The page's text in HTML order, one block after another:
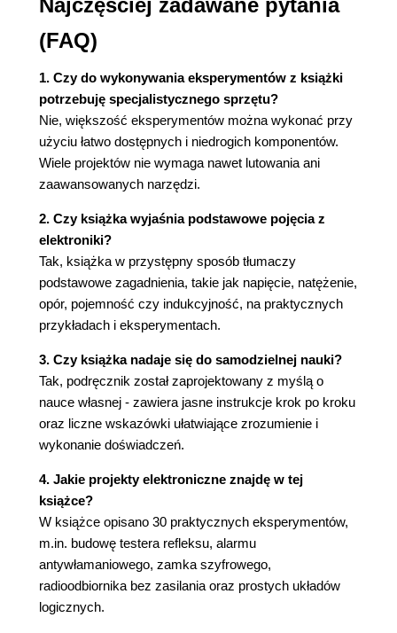
biurku
Eksperyment 27. Zabawa z cewką
Eksperyment 28. Radio bez lutowania i zasilania
Eksperyment 29. Elektronika i programowanie
Eksperyment 30. Udoskonalona kostka
Rozdział 31. Zdobywanie wiedzy i umiejętności
DODATEK B. Dystrybutorzy
Skorowidz
Najczęściej zadawane pytania
(FAQ)
1. Czy do wykonywania eksperymentów z książki
potrzebuję specjalistycznego sprzętu?
Nie, większość eksperymentów można wykonać przy
użyciu łatwo dostępnych i niedrogich komponentów.
Wiele projektów nie wymaga nawet lutowania ani
zaawansowanych narzędzi.
2. Czy książka wyjaśnia podstawowe pojęcia z
elektroniki?
Tak, książka w przystępny sposób tłumaczy
podstawowe zagadnienia, takie jak napięcie, natężenie,
opór, pojemność czy indukcyjność, na praktycznych
przykładach i eksperymentach.
3. Czy książka nadaje się do samodzielnej nauki?
Tak, podręcznik został zaprojektowany z myślą o
nauce własnej - zawiera jasne instrukcje krok po kroku
oraz liczne wskazówki ułatwiające zrozumienie i
wykonanie doświadczeń.
4. Jakie projekty elektroniczne znajdę w tej
książce?
W książce opisano 30 praktycznych eksperymentów,
m.in. budowę testera refleksu, alarmu
antywłamaniowego, zamka szyfrowego,
radioodbiornika bez zasilania oraz prostych układów
logicznych.